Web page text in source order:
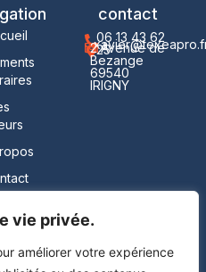
vie privée.
améliorer votre expérience
contact
06 13 43 62
25
2 Avenue de
Bezange
69540
IRIGNY
Mentions légales